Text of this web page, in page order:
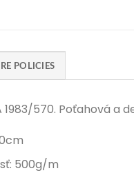
POLICIES
1983/570. Poťahová
500g/m